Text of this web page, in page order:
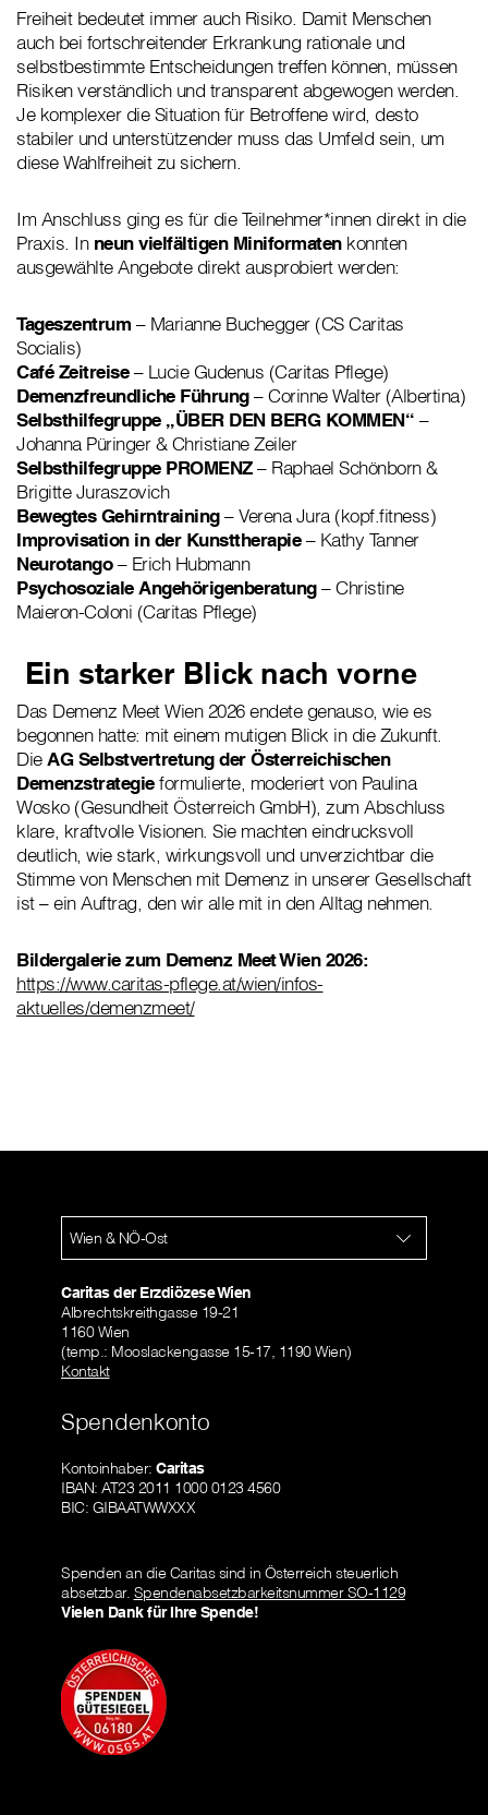
Freiheit bedeutet immer auch Risiko. Damit Menschen
auch bei fortschreitender Erkrankung rationale und
selbstbestimmte Entscheidungen treffen können, müssen
Risiken verständlich und transparent abgewogen werden.
Je komplexer die Situation für Betroffene wird, desto
stabiler und unterstützender muss das Umfeld sein, um
diese Wahlfreiheit zu sichern.
Im Anschluss ging es für die Teilnehmer*innen direkt in die
Praxis. In neun vielfältigen Miniformatenkonnten
ausgewählte Angebote direkt ausprobiert werden:
Tageszentrum – Marianne Buchegger (CS Caritas
Socialis)
Café Zeitreise– Lucie Gudenus (Caritas Pflege)
Demenzfreundliche Führung– Corinne Walter (Albertina)
Selbsthilfegruppe „ÜBER DEN BERG KOMMEN“ –
Johanna Püringer & Christiane Zeiler
Selbsthilfegruppe PROMENZ– Raphael Schönborn &
Brigitte Juraszovich
Bewegtes Gehirntraining– Verena Jura (kopf.fitness)
Improvisation in der Kunsttherapie– Kathy Tanner
Neurotango– Erich Hubmann
Psychosoziale Angehörigenberatung– Christine
Maieron-Coloni (Caritas Pflege)
Ein starker Blick nach vorne
Das Demenz Meet Wien 2026 endete genauso, wie es
begonnen hatte: mit einem mutigen Blick in die Zukunft.
DieAG Selbstvertretung der Österreichischen
Demenzstrategieformulierte, moderiert von Paulina
Wosko (Gesundheit Österreich GmbH), zum Abschluss
klare, kraftvolle Visionen. Sie machten eindrucksvoll
deutlich, wie stark, wirkungsvoll und unverzichtbar die
Stimme von Menschen mit Demenz in unserer Gesellschaft
ist – ein Auftrag, den wir alle mit in den Alltag nehmen.
Bildergalerie zum Demenz Meet Wien 2026:
https://www.caritas-pflege.at/wien/infos-
aktuelles/demenzmeet/
Wien & NÖ-Ost
Caritas der Erzdiözese Wien
Albrechtskreithgasse 19-21
1160 Wien
(temp.: Mooslackengasse 15-17, 1190 Wien)
Kontakt
Spendenkonto
Kontoinhaber: Caritas
IBAN: AT23 2011 1000 0123 4560
BIC: GIBAATWWXXX
Spenden an die Caritas sind in Österreich steuerlich
absetzbar. Spendenabsetzbarkeitsnummer SO-1129
Vielen Dank für Ihre Spende!